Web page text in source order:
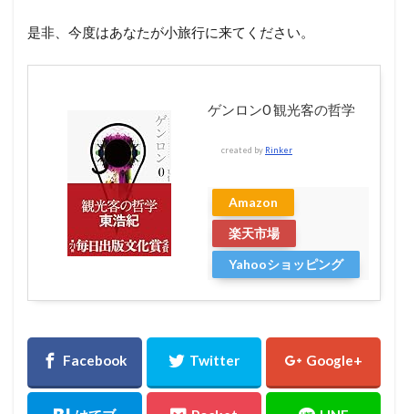
是非、今度はあなたが小旅行に来てください。
ゲンロン0 観光客の哲学
created by Rinker
Amazon
楽天市場
Yahooショッピング